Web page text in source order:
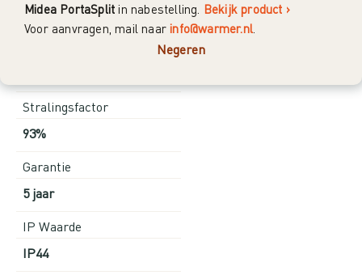
Midea PortaSplit in nabestelling. Bekijk product ›
Voor aanvragen, mail naarinfo@warmer.nl
Negeren
± 95 °C
Stralingsfactor
93%
Garantie
5 jaar
IP Waarde
IP44